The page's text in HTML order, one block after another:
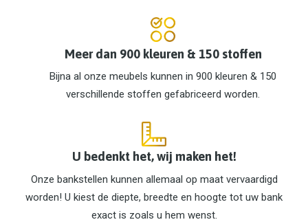
Meer dan 900 kleuren & 150 stoffen
Bijna al onze meubels kunnen in 900 kleuren & 150
verschillende stoffen gefabriceerd worden.
U bedenkt het, wij maken het!
Onze bankstellen kunnen allemaal op maat vervaardigd
worden! U kiest de diepte, breedte en hoogte tot uw bank
exact is zoals u hem wenst.